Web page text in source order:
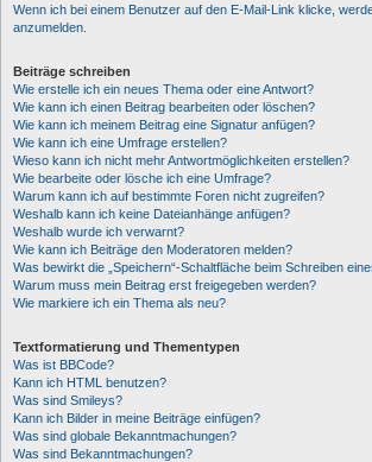
Wenn ich bei einem Benutzer auf den E-Mail-Link klicke,
anzumelden.
Beiträge schreiben
Wie erstelle ich ein neues Thema oder eine Antwort?
Wie kann ich einen Beitrag bearbeiten oder löschen?
Wie kann ich meinem Beitrag eine Signatur anfügen?
Wie kann ich eine Umfrage erstellen?
Wieso kann ich nicht mehr Antwortmöglichkeiten erstellen?
Wie bearbeite oder lösche ich eine Umfrage?
Warum kann ich auf bestimmte Foren nicht zugreifen?
Weshalb kann ich keine Dateianhänge anfügen?
Weshalb wurde ich verwarnt?
Wie kann ich Beiträge den Moderatoren melden?
Was bewirkt die „Speichern“-Schaltfläche beim Schreiben
Warum muss mein Beitrag erst freigegeben werden?
Wie markiere ich ein Thema als neu?
Textformatierung und Thementypen
Was ist BBCode?
Kann ich HTML benutzen?
Was sind Smileys?
Kann ich Bilder in meine Beiträge einfügen?
Was sind globale Bekanntmachungen?
Was sind Bekanntmachungen?